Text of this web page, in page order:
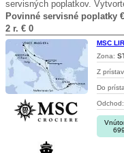
servisných poplatkov.
Povinné servisné poplatky
2 r. € 0
MSC
Zona:
Z
Do
Odchod:
699